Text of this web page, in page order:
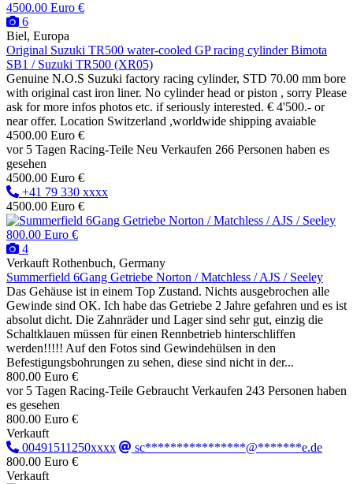
4500.00 Euro €
6
Biel, Europa
Original Suzuki TR500 water-cooled GP racing cylinder Bimota
SB1 / Suzuki TR500 (XR05)
Genuine N.O.S Suzuki factory racing cylinder, STD 70.00 mm bore
with original cast iron liner. No cylinder head or piston , sorry Please
ask for more infos photos etc. if seriously interested. € 4'500.- or
near offer. Location Switzerland ,worldwide shipping avaiable
4500.00 Euro €
vor 5 Tagen Racing-Teile Neu Verkaufen 266 Personen haben es
gesehen
4500.00 Euro €
+41 79 330 xxxx
4500.00 Euro €
800.00 Euro €
4
Verkauft Rothenbuch, Germany
Summerfield 6Gang Getriebe Norton / Matchless / AJS / Seeley
Das Gehäuse ist in einem Top Zustand. Nichts ausgebrochen alle
Gewinde sind OK. Ich habe das Getriebe 2 Jahre gefahren und es ist
absolut dicht. Die Zahnräder und Lager sind sehr gut, einzig die
Schaltklauen müssen für einen Rennbetrieb hinterschliffen
werden!!!!! Auf den Fotos sind Gewindehülsen in den
Befestigungsbohrungen zu sehen, diese sind nicht in der...
800.00 Euro €
vor 5 Tagen Racing-Teile Gebraucht Verkaufen 243 Personen haben
es gesehen
800.00 Euro €
Verkauft
00491511250xxxx
sc****************@*******e.de
800.00 Euro €
Verkauft